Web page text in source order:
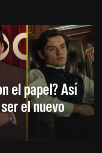
el papel? Así
el nuevo